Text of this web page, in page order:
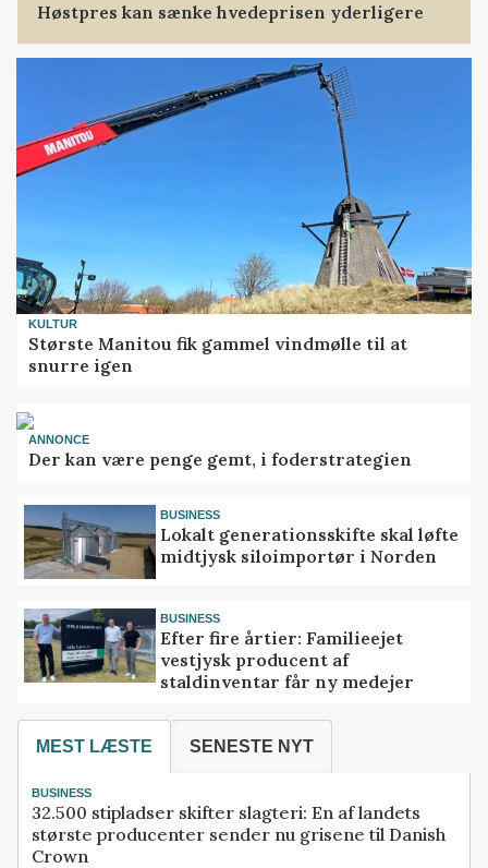
Høstpres kan sænke hvedeprisen yderligere
KULTUR
Største Manitou fik gammel vindmølle til at
snurre igen
ANNONCE
Der kan være penge gemt, i foderstrategien
BUSINESS
Lokalt generationsskifte skal løfte
midtjysk siloimportør i Norden
BUSINESS
Efter fire årtier: Familieejet
vestjysk producent af
staldinventar får ny medejer
MEST LÆSTE SENESTE NYT
BUSINESS
32.500 stipladser skifter slagteri: En af landets
største producenter sender nu grisene til Danish
Crown